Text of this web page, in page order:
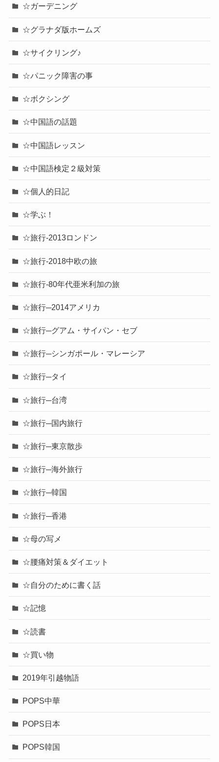
☆ガーデニング
☆グラナダ版ホームズ
☆サイクリング♪
☆パニック障害の事
☆ボクシング
☆中国語の話題
☆中国語レッスン
☆中国語検定２級対策
☆個人的日記
☆学ぶ！
☆旅行-2013ロンドン
☆旅行-2018中欧の旅
☆旅行-80年代亜米利加の旅
☆旅行─2014アメリカ
☆旅行─グアム・サイパン・セブ
☆旅行─シンガポール・マレーシア
☆旅行─タイ
☆旅行─台湾
☆旅行─国内旅行
☆旅行─東京散歩
☆旅行─海外旅行
☆旅行─韓国
☆旅行─香港
☆母の写メ
☆腰痛対策＆ダイエット
☆自分のために書く話
☆記憶
☆読書
☆買い物
2019年引越物語
POPS中華
POPS日本
POPS韓国